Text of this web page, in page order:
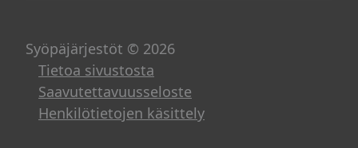
Syöpäjärjestöt © 2026
Tietoa sivustosta
Saavutettavuusseloste
Henkilötietojen käsittely